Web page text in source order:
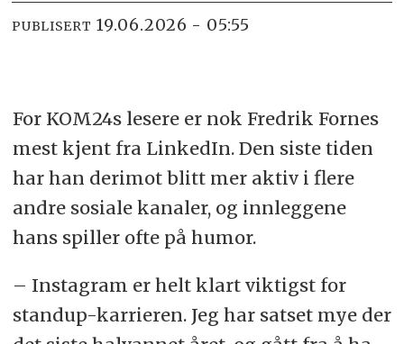
PUBLISERT 19.06.2026 - 05:55
For KOM24s lesere er nok Fredrik Fornes
mest kjent fra LinkedIn. Den siste tiden
har han derimot blitt mer aktiv i flere
andre sosiale kanaler, og innleggene
hans spiller ofte på humor.
– Instagram er helt klart viktigst for
standup-karrieren. Jeg har satset mye der